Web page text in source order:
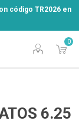
código TR2026 en
0
código TR2026 en
6.25